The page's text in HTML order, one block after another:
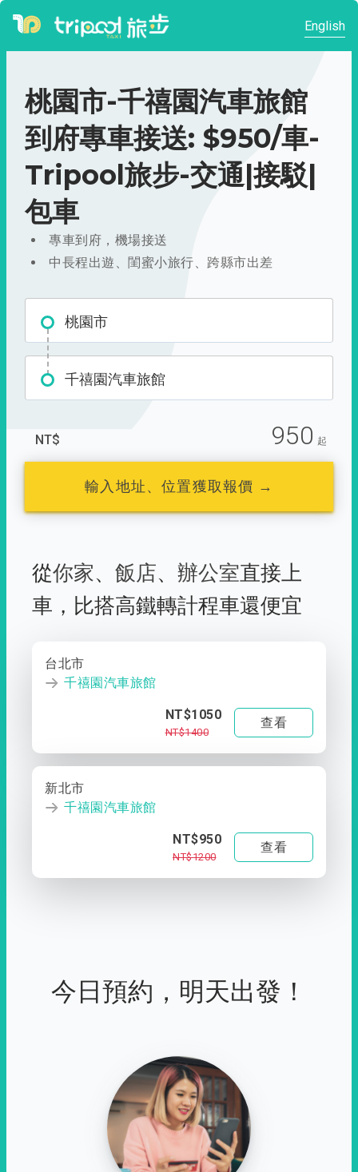
English
桃園市-千禧園汽車旅館
到府專車接送: $950/車-
Tripool旅步-交通|接駁|
包車
專車到府，機場接送
中長程出遊、閨蜜小旅行、跨縣市出差
桃園市
千禧園汽車旅館
NT$ 950 起
輸入地址、位置獲取報價 →
從你家、 飯店、 辦公室直接上
車， 比搭高鐵轉計程車還便宜
台北市
千禧園汽車旅館
NT$1050
NT$1400
查看
新北市
千禧園汽車旅館
NT$950
NT$1200
查看
今日預約，明天出發！